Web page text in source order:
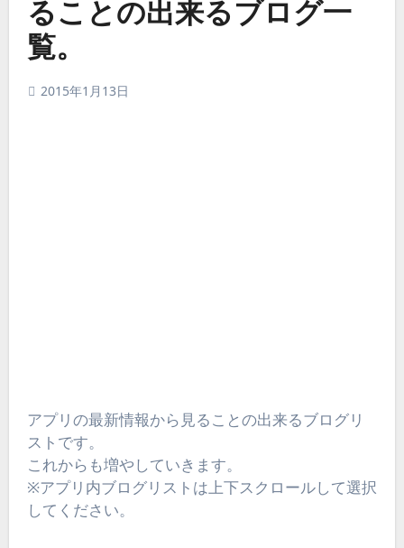
ることの出来るブログ一
覧。
2015年1月13日
アプリの最新情報から見ることの出来るブログリ
ストです。
これからも増やしていきます。
※アプリ内ブログリストは上下スクロールして選択
してください。